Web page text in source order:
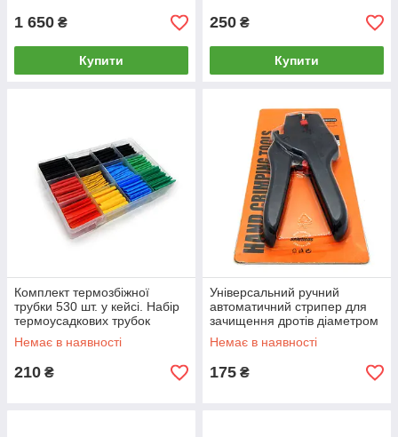
1 650 ₴
Купити
250 ₴
Купити
Комплект термозбіжної
трубки 530 шт. у кейсі. Набір
термоусадкових трубок
діаметром від 1,5 мм до 10
мм.
Немає в наявності
210 ₴
Універсальний ручний
автоматичний стрипер для
зачищення дротів діаметром
0,08-6 мм²
Немає в наявності
175 ₴